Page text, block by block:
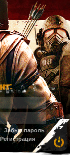
Забыл пароль
Регистрация